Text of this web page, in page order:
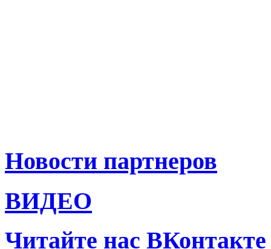
Новости партнеров
ВИДЕО
Читайте нас ВКонтакте